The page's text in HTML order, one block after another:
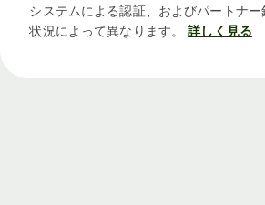
システムによる認証、およびパートナ
状況によって異なります。
詳しく見る